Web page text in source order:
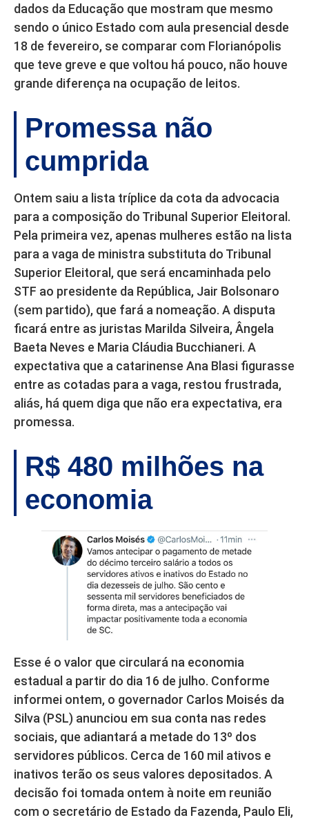
dados da Educação que mostram que mesmo
sendo o único Estado com aula presencial desde
18 de fevereiro, se comparar com Florianópolis
que teve greve e que voltou há pouco, não houve
grande diferença na ocupação de leitos.
Promessa não
cumprida
Ontem saiu a lista tríplice da cota da advocacia
para a composição do Tribunal Superior Eleitoral.
Pela primeira vez, apenas mulheres estão na lista
para a vaga de ministra substituta do Tribunal
Superior Eleitoral, que será encaminhada pelo
STF ao presidente da República, Jair Bolsonaro
(sem partido), que fará a nomeação. A disputa
ficará entre as juristas Marilda Silveira, Ângela
Baeta Neves e Maria Cláudia Bucchianeri. A
expectativa que a catarinense Ana Blasi figurasse
entre as cotadas para a vaga, restou frustrada,
aliás, há quem diga que não era expectativa, era
promessa.
R$ 480 milhões na
economia
Esse é o valor que circulará na economia
estadual a partir do dia 16 de julho. Conforme
informei ontem, o governador Carlos Moisés da
Silva (PSL) anunciou em sua conta nas redes
sociais, que adiantará a metade do 13º dos
servidores públicos. Cerca de 160 mil ativos e
inativos terão os seus valores depositados. A
decisão foi tomada ontem à noite em reunião
com o secretário de Estado da Fazenda, Paulo Eli,